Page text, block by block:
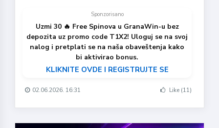
Sponzorisano
Uzmi 30 🔥 Free Spinova u GranaWin-u bez
depozita uz promo code T1X2! Uloguj se na svoj
nalog i pretplati se na naša obaveštenja kako
bi aktivirao bonus.
KLIKNITE OVDE I REGISTRUJTE SE
02.06.2026. 16:31 Like (11)